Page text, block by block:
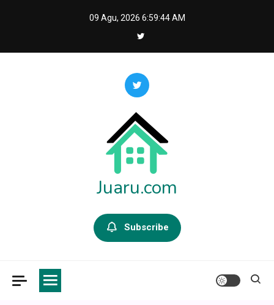
09 Agu, 2026 6:59:45 AM
Juaru.com
Subscribe